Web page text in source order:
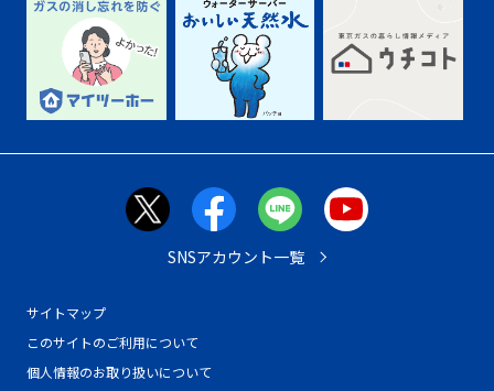
サイトマップ
このサイトのご利用について
個人情報のお取り扱いについて
SNSアカウント一覧